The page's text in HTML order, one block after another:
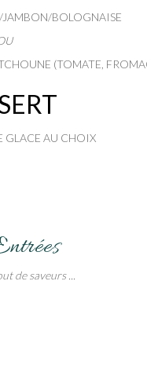
BOLOGNAISE
(TOMATE,
GLACE AU CHOIX
de saveurs ...